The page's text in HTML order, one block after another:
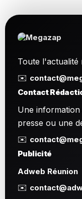
Toute l'actualité
✉️
Contact
Une
presse ou une
✉️
Publicité
Adweb Réunion
✉️